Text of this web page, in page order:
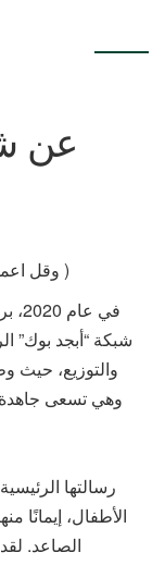
عن
( وقل
في
شبكة “أبجد بوك”
والتوزيع، حيث
وهي تسعى
رسالتها
الأطفال، إيمانًا
الصاعد.